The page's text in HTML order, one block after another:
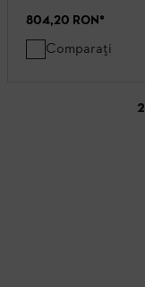
804,20 RON*
Comparați
2